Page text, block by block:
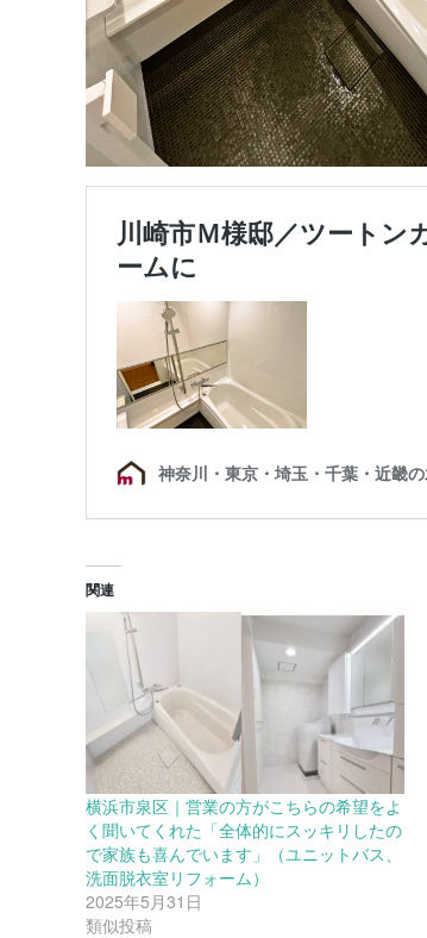
関連
横浜市泉区｜営業の方がこちらの希望をよ
く聞いてくれた「全体的にスッキリしたの
で家族も喜んでいます」（ユニットバス、
洗面脱衣室リフォーム）
2025年5月31日
類似投稿